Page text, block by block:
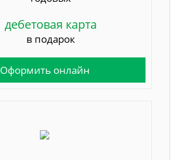
дебетовая карта
в подарок
Оформить онлайн